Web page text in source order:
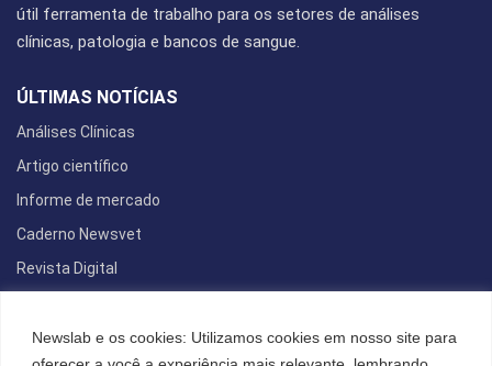
Newslab e os cookies: Utilizamos cookies em nosso site para
útil ferramenta de trabalho para os setores de análises
clínicas, patologia e bancos de sangue.
ÚLTIMAS NOTÍCIAS
Análises Clínicas
Artigo científico
Informe de mercado
Caderno Newsvet
Revista Digital